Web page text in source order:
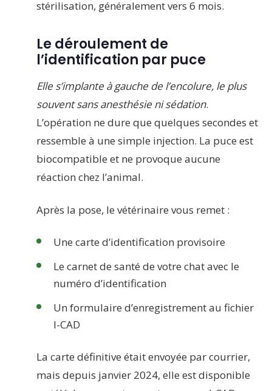
stérilisation, généralement vers 6 mois.
Le déroulement de
l’identification par puce
Elle s’implante à gauche de l’encolure, le plus
souvent sans anesthésie ni sédation.
L’opération ne dure que quelques secondes et
ressemble à une simple injection. La puce est
biocompatible et ne provoque aucune
réaction chez l’animal.
Après la pose, le vétérinaire vous remet :
Une carte d’identification provisoire
Le carnet de santé de votre chat avec le
numéro d’identification
Un formulaire d’enregistrement au fichier
I-CAD
La carte définitive était envoyée par courrier,
mais depuis janvier 2024, elle est disponible